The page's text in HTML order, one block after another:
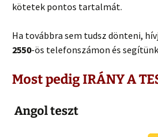
kötetek pontos tartalmát.
Ha továbbra sem tudsz dönteni,
2550-ös telefonszámon és
Most pedig IRÁNY A
Angol teszt